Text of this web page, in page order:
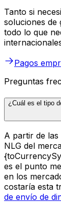
Tanto si
soluciones de
todo lo que
Pagos
Preguntas
¿Cuál es el tipo
A partir de las
NLG del
es el punto
en los
costaría esta
de envío de